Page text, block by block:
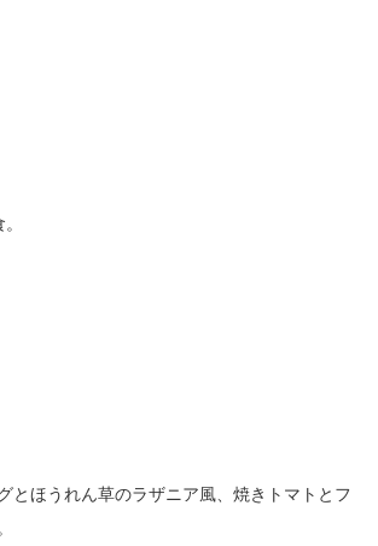
とほうれん草のラザニア風、焼きトマトとフ